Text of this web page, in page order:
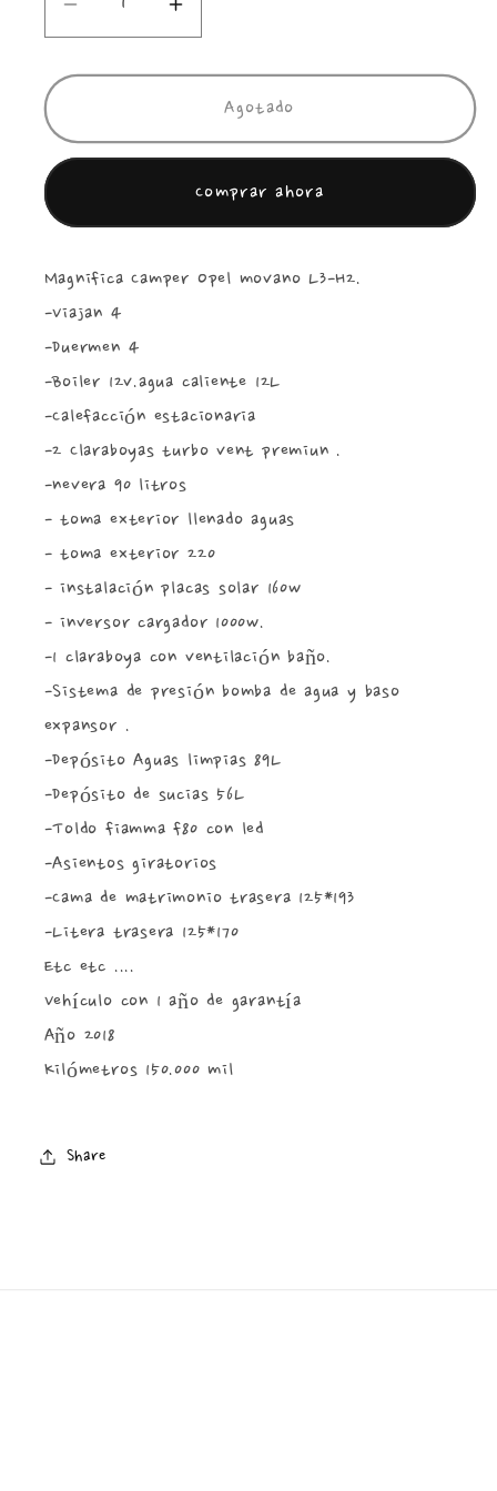
Reducir
cantidad
para
Movano
L3-
**VENDIDA**
Aumentar
cantidad
para
Opel
Movano
L3-
H2
**VENDIDA**
Agotado
Comprar ahora
Magnifica Camper Opel movano L3-H2.
-Viajan 4
-Duermen 4
-Boiler 12v.agua caliente 12L
-Calefacción estacionaria
-2 Claraboyas turbo vent premiun .
-nevera 90 litros
- toma exterior llenado aguas
- toma exterior 220
- instalación placas solar 160w
- inversor cargador 1000w.
-1 claraboya con ventilación baño.
-Sistema de presión bomba de agua y baso
expansor .
-Depósito Aguas limpias 89L
-Depósito de sucias 56L
-Toldo fiamma f80 con led
-Asientos giratorios
-Cama de matrimonio trasera 125*193
-Litera trasera 125*170
Etc etc ....
Vehículo con 1 año de garantía
Año 2018
Kilómetros 150.000 mil
Share